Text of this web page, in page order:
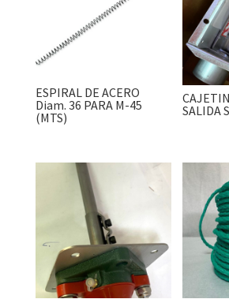
ESPIRAL DE ACERO
Diam. 36 PARA M-45
(MTS)
SALIDA